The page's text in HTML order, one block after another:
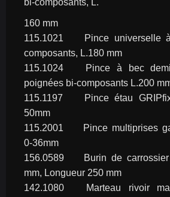
bi-composants, L.
160 mm
115.1021	Pince universelle à poignées bi-
composants, L.180 mm
115.1024	Pince à bec demi-ronds KS, à
poignées bi-composants L.200
115.1197	Pince étau GRIPfix Xtreme 9 0-
50mm
115.2001	Pince multiprises gainée, 250mm,
0-36mm
156.0589	Burin de carrossier extra plat, 26
mm, Longueur 250 mm
142.1080	Marteau rivoir manche Hickory,